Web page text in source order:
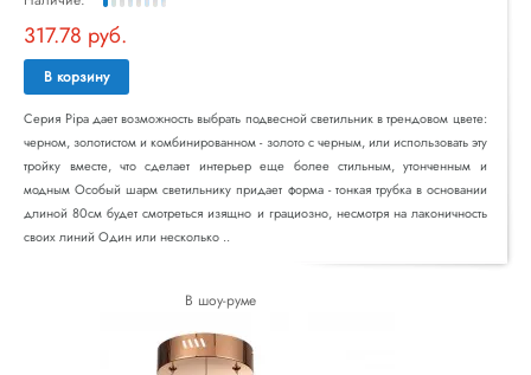
317.78 руб.
В корзину
Серия Pipa дает возможность выбрать подвесной светильник в трендовом цвете:
черном, золотистом и комбинированном - золото с черным, или использовать эту
тройку вместе, что сделает интерьер еще более стильным, утонченным и
модным Особый шарм светильнику придает форма - тонкая трубка в основании
длиной 80см будет смотреться изящно и грациозно, несмотря на лаконичность
своих линий Один или несколько ..
В шоу-руме